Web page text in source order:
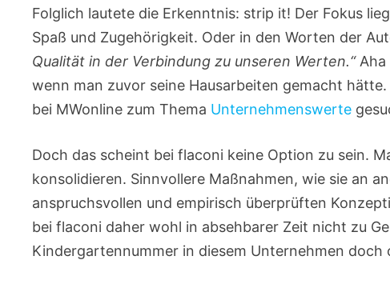
Folglich lautete die Erkenntnis: strip it! Der Fokus
Spaß und Zugehörigkeit. Oder in den Worten der
Qualität in der Verbindung zu unseren Werten.“Aha
wenn man zuvor seine Hausarbeiten gemacht
bei MWonline zum Thema Unternehmenswerte
Doch das scheint bei flaconi keine Option zu sein.
konsolidieren. Sinnvollere Maßnahmen, wie sie an
anspruchsvollen und empirisch überprüften
bei flaconi daher wohl in absehbarer Zeit nicht zu
Kindergartennummer in diesem Unternehmen